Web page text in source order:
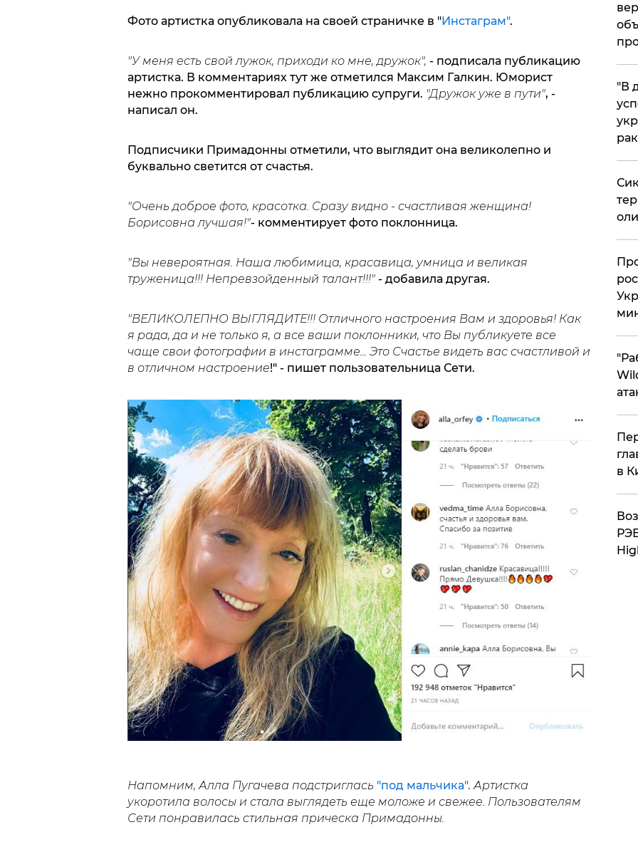
Фото артистка опубликовала на своей страничке в "Инстаграм".
"У меня есть свой лужок, приходи ко мне, дружок", - подписала публикацию
артистка. В комментариях тут же отметился Максим Галкин. Юморист
нежно прокомментировал публикацию супруги. "Дружок уже в пути", -
написал он.
Подписчики Примадонны отметили, что выглядит она великолепно и
буквально светится от счастья.
"Очень доброе фото, красотка. Сразу видно - счастливая женщина!
Борисовна лучшая!"- комментирует фото поклонница.
"Вы невероятная. Наша любимица, красавица, умница и великая
труженица!!! Непревзойденный талант!!!"- добавила другая.
"ВЕЛИКОЛЕПНО ВЫГЛЯДИТЕ!!! Отличного настроения Вам и здоровья! Как
я рада, да и не только я, а все ваши поклонники, что Вы публикуете все
чаще свои фотографии в инстаграмме... Это Счастье видеть вас счастливой и
в отличном настроение!" - пишет пользовательница Сети.
Напомним, Алла Пугачева подстриглась "под мальчика".Артистка
укоротила волосы и стала выглядеть еще моложе и свежее. Пользователям
Сети понравилась стильная прическа Примадонны.
​"В
в